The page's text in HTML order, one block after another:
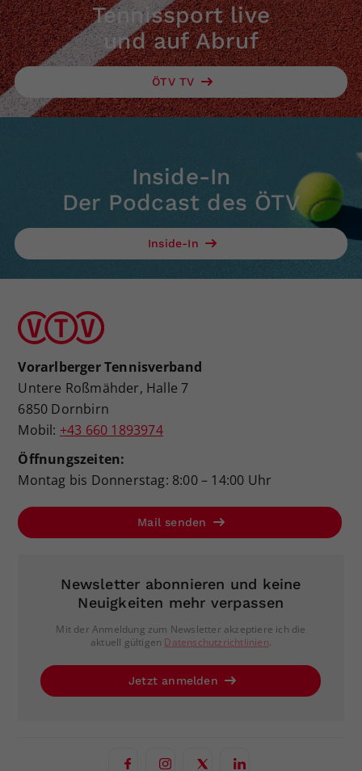
Tennissport live
und auf Abruf
ÖTV TV
Inside-In
Der Podcast des ÖTV
Inside-In
Vorarlberger Tennisverband
Untere Roßmähder, Halle 7
6850 Dornbirn
Mobil: +43 660 1893974
Öffnungszeiten:
Montag bis Donnerstag: 8:00 – 14:00 Uhr
Mail senden
Newsletter abonnieren und keine
Neuigkeiten mehr verpassen
Mit der Anmeldung zum Newsletter akzeptiere ich die
aktuell gültigen Datenschutzrichtlinien.
Jetzt anmelden